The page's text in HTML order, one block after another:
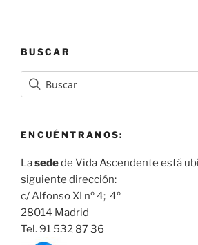
BUSCAR
ENCUÉNTRANOS:
Lasedede Vida Ascendente está
siguiente dirección:
c/ Alfonso XI nº 4; 4º
28014 Madrid
Tel. 91 532 87 36